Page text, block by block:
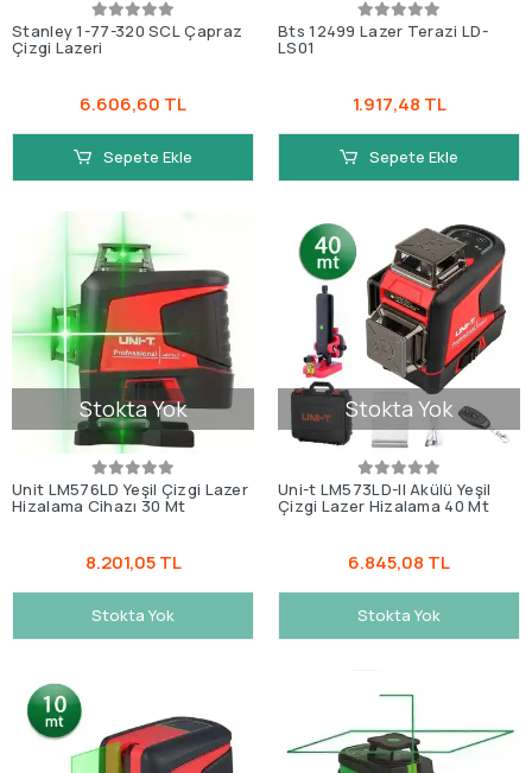
Stanley 1-77-320 SCL Çapraz
Çizgi Lazeri
6.606,60 TL
Sepete Ekle
Bts 12499 Lazer Terazi LD-
LS01
1.917,48 TL
Sepete Ekle
Stokta Yok
Unit LM576LD Yeşil Çizgi Lazer
Hizalama Cihazı 30 Mt
8.201,05 TL
Stokta Yok
Stokta Yok
Uni-t LM573LD-II Akülü Yeşil
Çizgi Lazer Hizalama 40 Mt
6.845,08 TL
Stokta Yok